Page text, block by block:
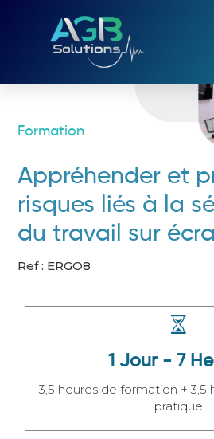
Formation
Appréhender et
risques liés à la
du travail sur
Ref : ERGO8
1 Jour - 7
3,5 heures de formation + 3,5
pratique